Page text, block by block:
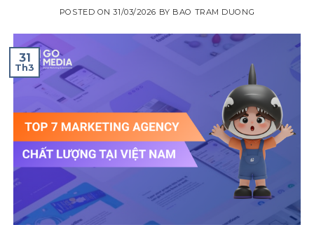
POSTED ON31/03/2026 BY BAO TRAM DUONG
31
Th3